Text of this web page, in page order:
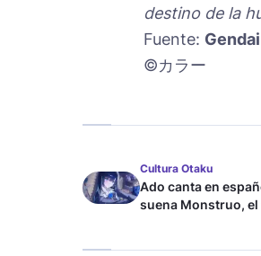
destino de la
Fuente:
©カラー
Cultura Otaku
Ado canta en
suena Monstruo, el